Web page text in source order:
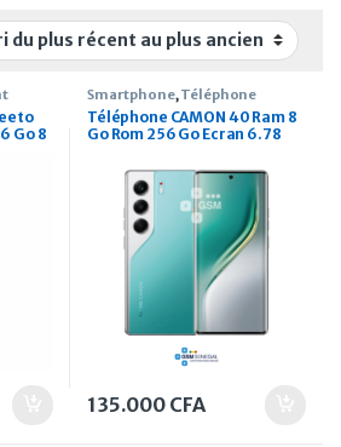
Go 8
Smartphone, Téléphone
Téléphone CAMON 40 Ram 8
Go Rom 256 Go Ecran 6.78
135.000 CFA